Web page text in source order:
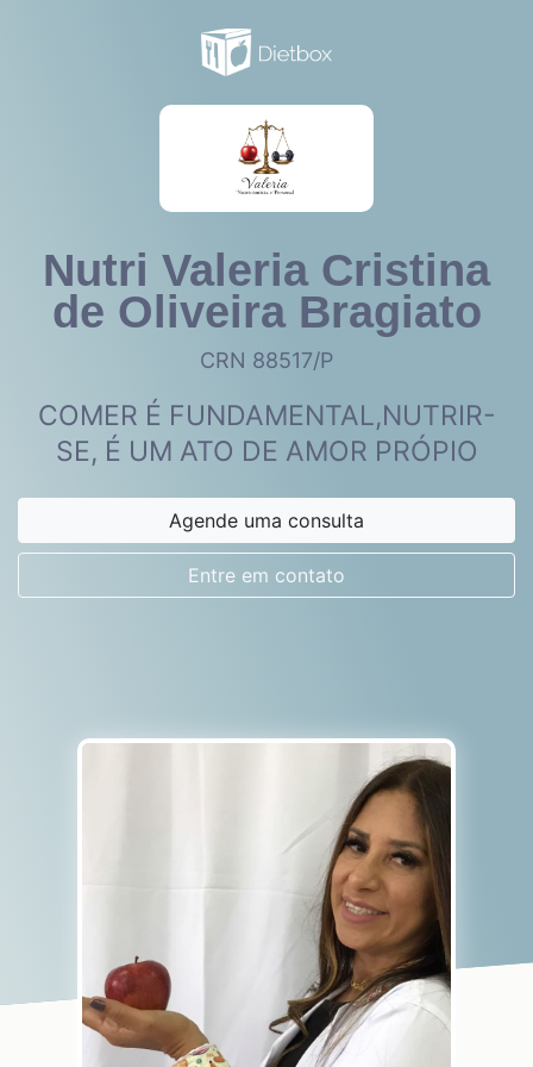
Nutri Valeria Cristina
de Oliveira Bragiato
CRN 88517/P
COMER É FUNDAMENTAL,NUTRIR-
SE, É UM ATO DE AMOR PRÓPIO
Agende uma consulta
Entre em contato